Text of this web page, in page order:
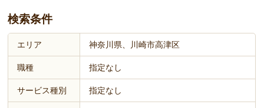
検索条件
エリア 神奈川県、川崎市高津区
職種 指定なし
サービス種別 指定なし